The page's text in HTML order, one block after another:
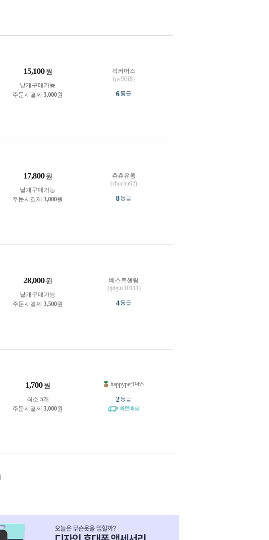
15,100 원
낱개구매가능
주문시결제 3,000원
픽커머스
(jw9018)
6등급
17,800 원
낱개구매가능
주문시결제 3,000원
츄츄유통
(chuchu02)
8등급
28,000 원
낱개구매가능
주문시결제 3,500원
베스트셀링
(tjdgus10111)
4등급
1,700 원
최소 5개
주문시결제 3,000원
happypet1965
2등급
빠른배송